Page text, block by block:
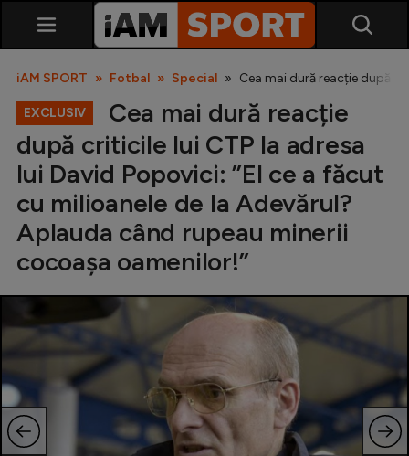
SuperLiga
Liga 2
Cupa României
Echipa Națională
Fotbal feminin
Special
iAM SPORT Fotbal Special Cea mai dură reacție după
EXCLUSIV
Cea mai dură reacție
după criticile lui CTP la adresa
lui David Popovici: ”El ce a făcut
cu milioanele de la Adevărul?
Aplauda când rupeau minerii
cocoașa oamenilor!”